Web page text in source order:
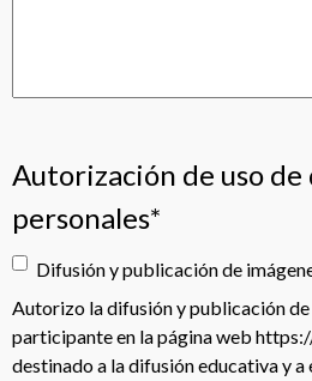
Autorización de uso de
personales*
Difusión y publicación de
Autorizo la difusión y publicación
participante en la página web
destinado a la difusión educativa y